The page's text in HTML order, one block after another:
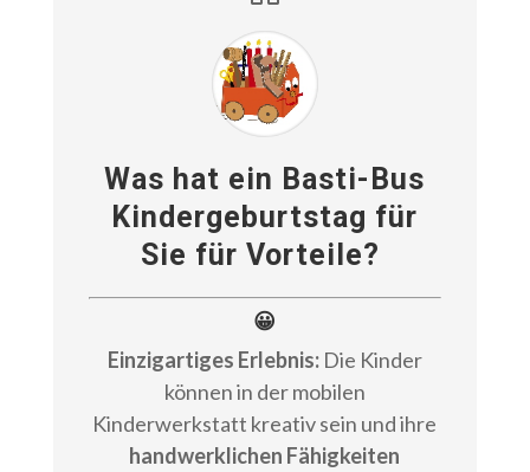
Was hat ein Basti-Bus
Kindergeburtstag für
Sie für Vorteile?
😀
Einzigartiges Erlebnis:Die Kinder
können in der mobilen
Kinderwerkstatt kreativ sein und ihre
handwerklichen Fähigkeiten